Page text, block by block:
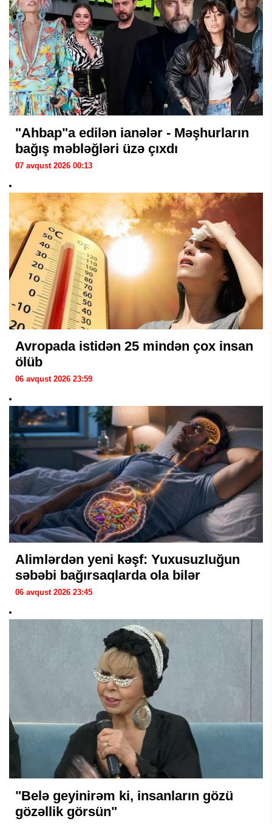
"Ahbap"a edilən ianələr - Məşhurların
bağış məbləğləri üzə çıxdı
07 avqust 2026 00:13
Avropada istidən 25 mindən çox insan
ölüb
06 avqust 2026 23:59
Alimlərdən yeni kəşf: Yuxusuzluğun
səbəbi bağırsaqlarda ola bilər
06 avqust 2026 23:45
"Belə geyinirəm ki, insanların gözü
gözəllik görsün"